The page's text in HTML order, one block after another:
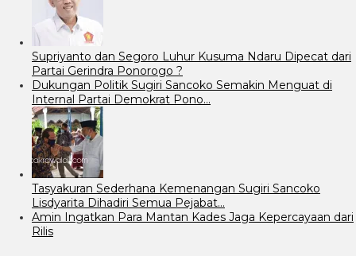
Supriyanto dan Segoro Luhur Kusuma Ndaru Dipecat dari
Partai Gerindra Ponorogo ?
Dukungan Politik Sugiri Sancoko Semakin Menguat di
Internal Partai Demokrat Pono…
Tasyakuran Sederhana Kemenangan Sugiri Sancoko
Lisdyarita Dihadiri Semua Pejabat…
Amin Ingatkan Para Mantan Kades Jaga Kepercayaan dari
Rilis